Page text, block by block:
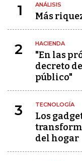
1 ANÁLISIS
Más
2 HACIENDA
"En las
decreto
público"
3 TECNOLOGÍA
Los
del hogar